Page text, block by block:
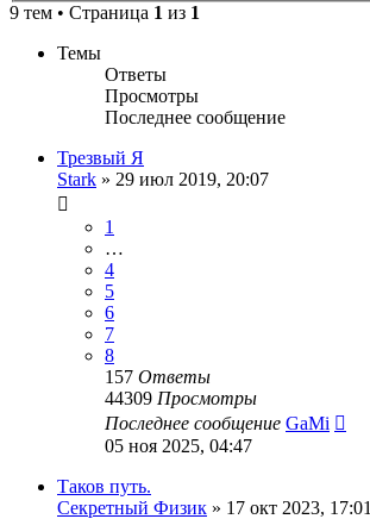
9 тем • Страница 1 из 1
Темы
Ответы
Просмотры
Последнее сообщение
Трезвый Я
Stark » 29 июл 2019, 20:07
1
…
4
5
6
7
8
157 Ответы
44309 Просмотры
Последнее сообщение GaMi
05 ноя 2025, 04:47
Таков путь.
Секретный Физик » 17 окт 2023, 17:01